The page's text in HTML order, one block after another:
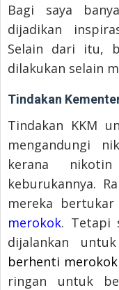
Bagi saya
dijadikan
Selain dari itu,
dilakukan selain
Tindakan
Tindakan KKM
mengandungi
kerana
keburukannya.
mereka
merokok. Tetapi
dijalankan
berhenti merokok
ringan untuk